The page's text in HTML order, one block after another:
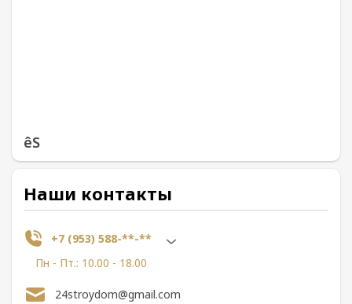
êS
Наши контакты
+7 (953) 588-**-**
Пн - Пт.: 10.00 - 18.00
24stroydom@gmail.com